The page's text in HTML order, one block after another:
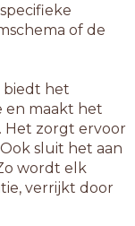
of de
biedt het
en maakt het
Het zorgt ervoor
sluit het aan
wordt elk
verrijkt door